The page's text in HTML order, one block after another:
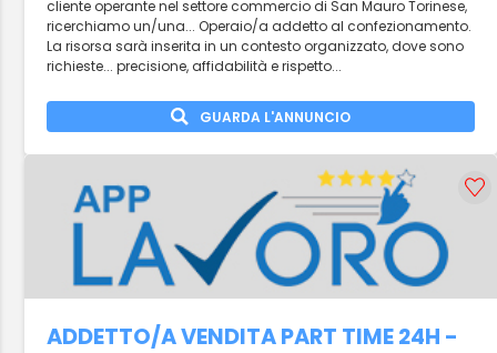
cliente operante nel settore commercio di San Mauro Torinese,
ricerchiamo un/una... Operaio/a addetto al confezionamento.
La risorsa sarà inserita in un contesto organizzato, dove sono
richieste... precisione, affidabilità e rispetto...
GUARDA L'ANNUNCIO
ADDETTO/A VENDITA PART TIME 24H -